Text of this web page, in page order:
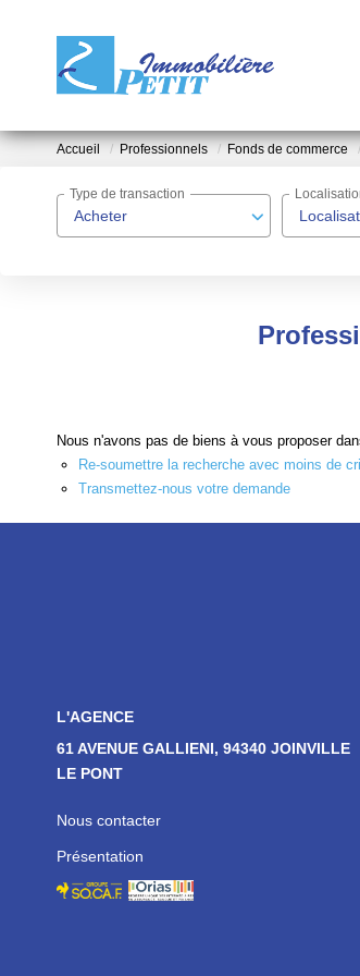
Accueil Professionnels Fonds de commerce
Acheter
Type de transaction
Nous n'avons pas de biens à vous proposer
Re-soumettre la recherche avec moins de
Transmettez-nous votre demande
L'AGENCE
61 AVENUE GALLIENI, 94340 JOINVILLE
LE PONT
Nous contacter
Présentation